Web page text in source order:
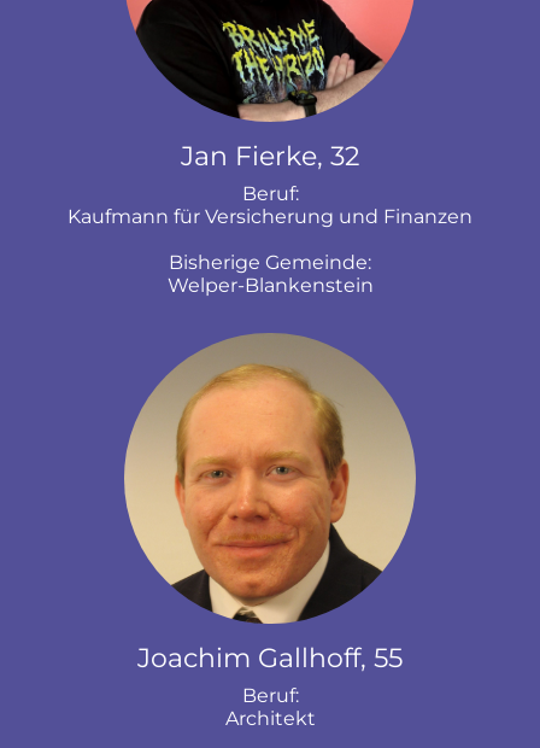
Jan Fierke, 32
Beruf:
Kaufmann für Versicherung und Finanzen
Bisherige Gemeinde:
Welper-Blankenstein
Joachim Gallhoff, 55
Beruf:
Architekt